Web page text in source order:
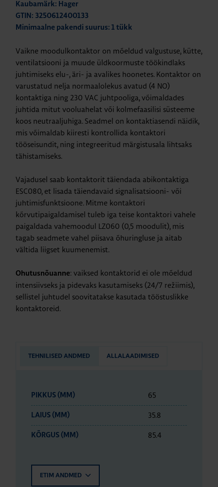
Kaubamärk: Hager
GTIN: 3250612400133
Minimaalne pakendi suurus: 1 tükk
Vaikne moodulkontaktor on mõeldud valgustuse, kütte,
ventilatsiooni ja muude üldkoormuste töökindlaks
juhtimiseks elu-, äri- ja avalikes hoonetes. Kontaktor on
varustatud nelja normaalolekus avatud (4 NO)
kontaktiga ning 230 VAC juhtpooliga, võimaldades
juhtida mitut vooluahelat või kolmefaasilisi süsteeme
koos neutraaljuhiga. Seadmel on kontaktiasendi näidik,
mis võimaldab kiiresti kontrollida kontaktori
tööseisundit, ning integreeritud märgistusala lihtsaks
tähistamiseks.
Vajadusel saab kontaktorit täiendada abikontaktiga
ESC080, et lisada täiendavaid signalisatsiooni- või
juhtimisfunktsioone. Mitme kontaktori
kõrvutipaigaldamisel tuleb iga teise kontaktori vahele
paigaldada vahemoodul LZ060 (0,5 moodulit), mis
tagab seadmete vahel piisava õhuringluse ja aitab
vältida liigset kuumenemist.
Ohutusnõuanne: vaiksed kontaktorid ei ole mõeldud
intensiivseks ja pidevaks kasutamiseks (24/7 režiimis),
sellistel juhtudel soovitatakse kasutada tööstuslikke
kontaktoreid.
TEHNILISED ANDMED ALLALAADIMISED
PIKKUS (MM) 65
LAIUS (MM) 35.8
KÕRGUS (MM) 85.4
ETIM ANDMED